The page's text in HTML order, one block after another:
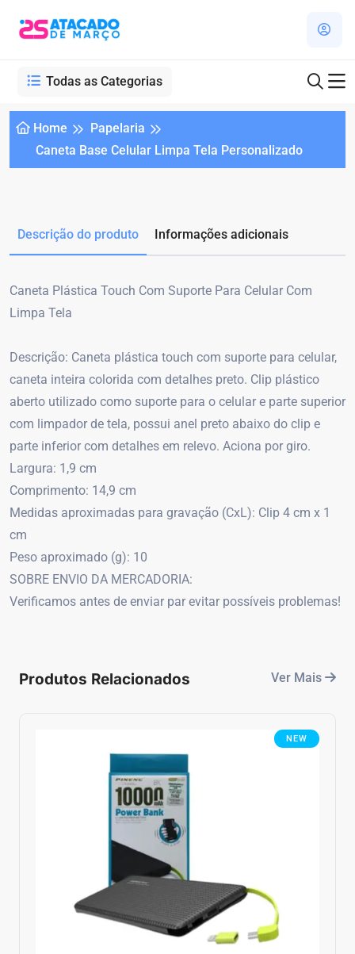
Todas as Categorias
Home
Papelaria
Caneta Base Celular Limpa Tela Personalizado
Descrição do produto Informações adicionais
Caneta Plástica Touch Com Suporte Para Celular Com
Limpa Tela
Descrição: Caneta plástica touch com suporte para celular,
caneta inteira colorida com detalhes preto. Clip plástico
aberto utilizado como suporte para o celular e parte superior
com limpador de tela, possui anel preto abaixo do clip e
parte inferior com detalhes em relevo. Aciona por giro.
Largura: 1,9 cm
Comprimento: 14,9 cm
Medidas aproximadas para gravação (CxL): Clip 4 cm x 1
cm
Peso aproximado (g): 10
SOBRE ENVIO DA MERCADORIA:
Verificamos antes de enviar par evitar possíveis problemas!
Produtos Relacionados Ver Mais
NEW